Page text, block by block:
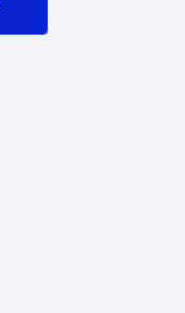
Gune publikoa,